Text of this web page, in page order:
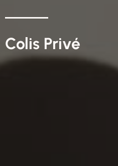
Colis Privé